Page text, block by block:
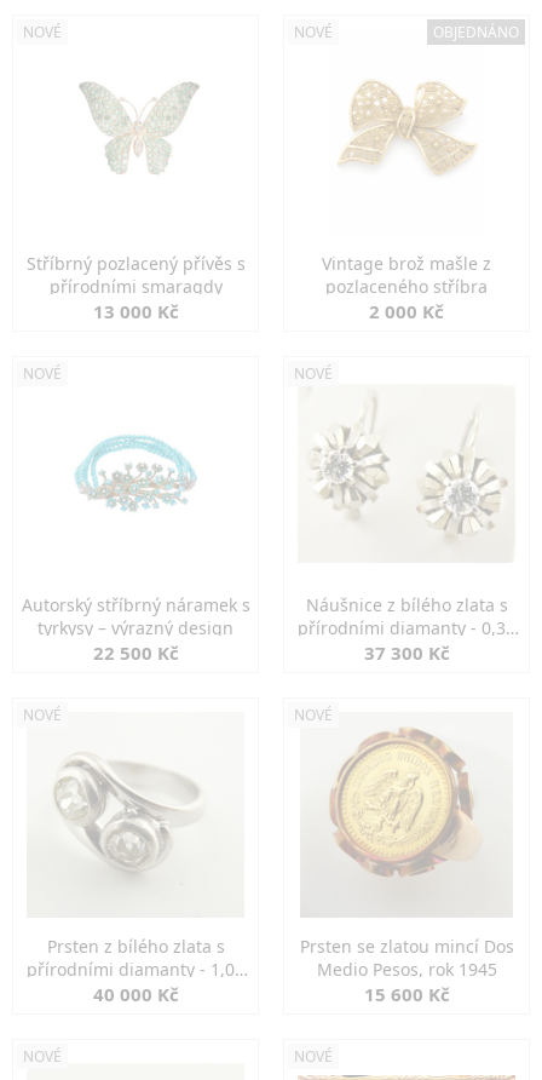
NOVÉ
Stříbrný pozlacený přívěs s
přírodními smaragdy
13 000 Kč
NOVÉ OBJEDNÁNO
Vintage brož mašle z
pozlaceného stříbra
2 000 Kč
NOVÉ
Autorský stříbrný náramek s
tyrkysy – výrazný design
22 500 Kč
NOVÉ
Náušnice z bílého zlata s
přírodními diamanty - 0,30
ct
37 300 Kč
NOVÉ
Prsten z bílého zlata s
přírodními diamanty - 1,00
ct
40 000 Kč
NOVÉ
Prsten se zlatou mincí Dos
Medio Pesos, rok 1945
15 600 Kč
NOVÉ NOVÉ